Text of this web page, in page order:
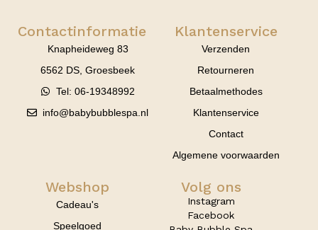
Contactinformatie
Knapheideweg 83
6562 DS, Groesbeek
Tel: 06-19348992
info@babybubblespa.nl
Klantenservice
Verzenden
Retourneren
Betaalmethodes
Klantenservice
Contact
Algemene voorwaarden
Webshop
Cadeau's
Speelgoed
Volg ons
Instagram
Facebook